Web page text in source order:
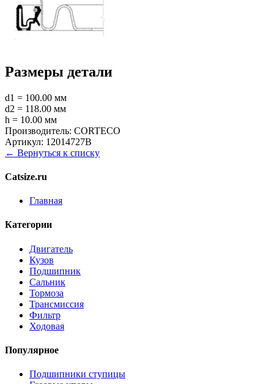
Размеры детали
d1 = 100.00 мм
d2 = 118.00 мм
h = 10.00 мм
Производитель: CORTECO
Артикул: 12014727B
← Вернуться к списку
Catsize.ru
Главная
Категории
Двигатель
Кузов
Подшипник
Сальник
Тормоза
Трансмиссия
Фильтр
Ходовая
Популярное
Подшипники ступицы